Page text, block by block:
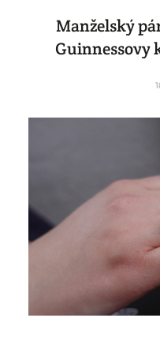
Manželský
Guinnessovy